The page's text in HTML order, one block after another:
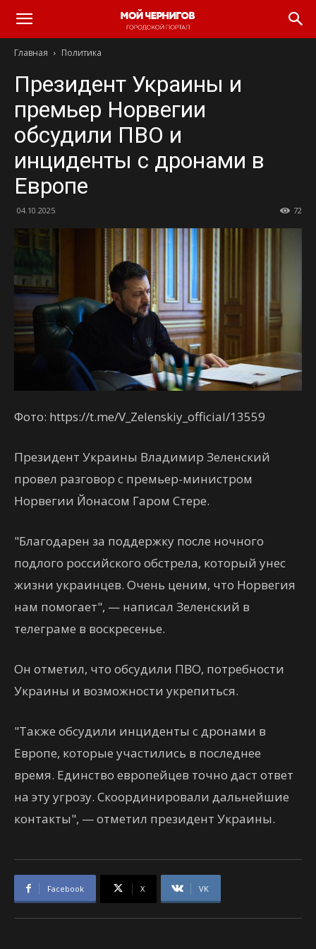
Главная Политика
Президент Украины и
премьер Норвегии
обсудили ПВО и
инциденты с дронами в
Европе
04.10.2025 72
Фото: https://t.me/V_Zelenskiy_official/13559
Президент Украины Владимир Зеленский
провел разговор с премьер-министром
Норвегии Йонасом Гаром Стере.
"Благодарен за поддержку после ночного
подлого российского обстрела, который унес
жизни украинцев. Очень ценим, что Норвегия
нам помогает", — написал Зеленский в
телеграме в воскресенье.
Он отметил, что обсудили ПВО, потребности
Украины и возможности укрепиться.
"Также обсудили инциденты с дронами в
Европе, которые участились в последнее
время. Единство европейцев точно даст ответ
на эту угрозу. Скоординировали дальнейшие
контакты", — отметил президент Украины.
Facebook X VK